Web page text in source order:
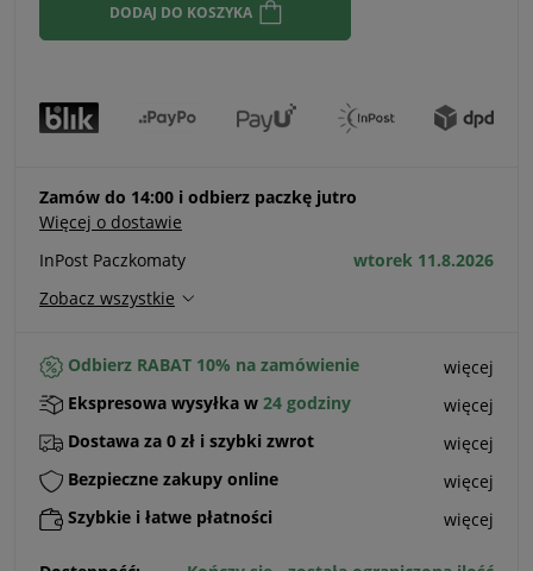
DODAJ DO KOSZYKA
Zamów do 14:00 i odbierz paczkę jutro
Więcej o dostawie
InPost Paczkomaty
wtorek 11.8.2026
Zobacz wszystkie
Odbierz RABAT 10% na zamówienie
więcej
Ekspresowa wysyłka w 24 godziny
więcej
Dostawa za 0 zł i szybki zwrot
więcej
Bezpieczne zakupy online
więcej
Szybkie i łatwe płatności
więcej